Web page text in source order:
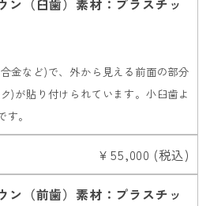
ン（臼歯）素材：プラスチッ
金など)で、外から見える前面の部分
)が貼り付けられています。小臼歯よ
。
￥55,000 (税込)
ン（前歯）素材：プラスチッ